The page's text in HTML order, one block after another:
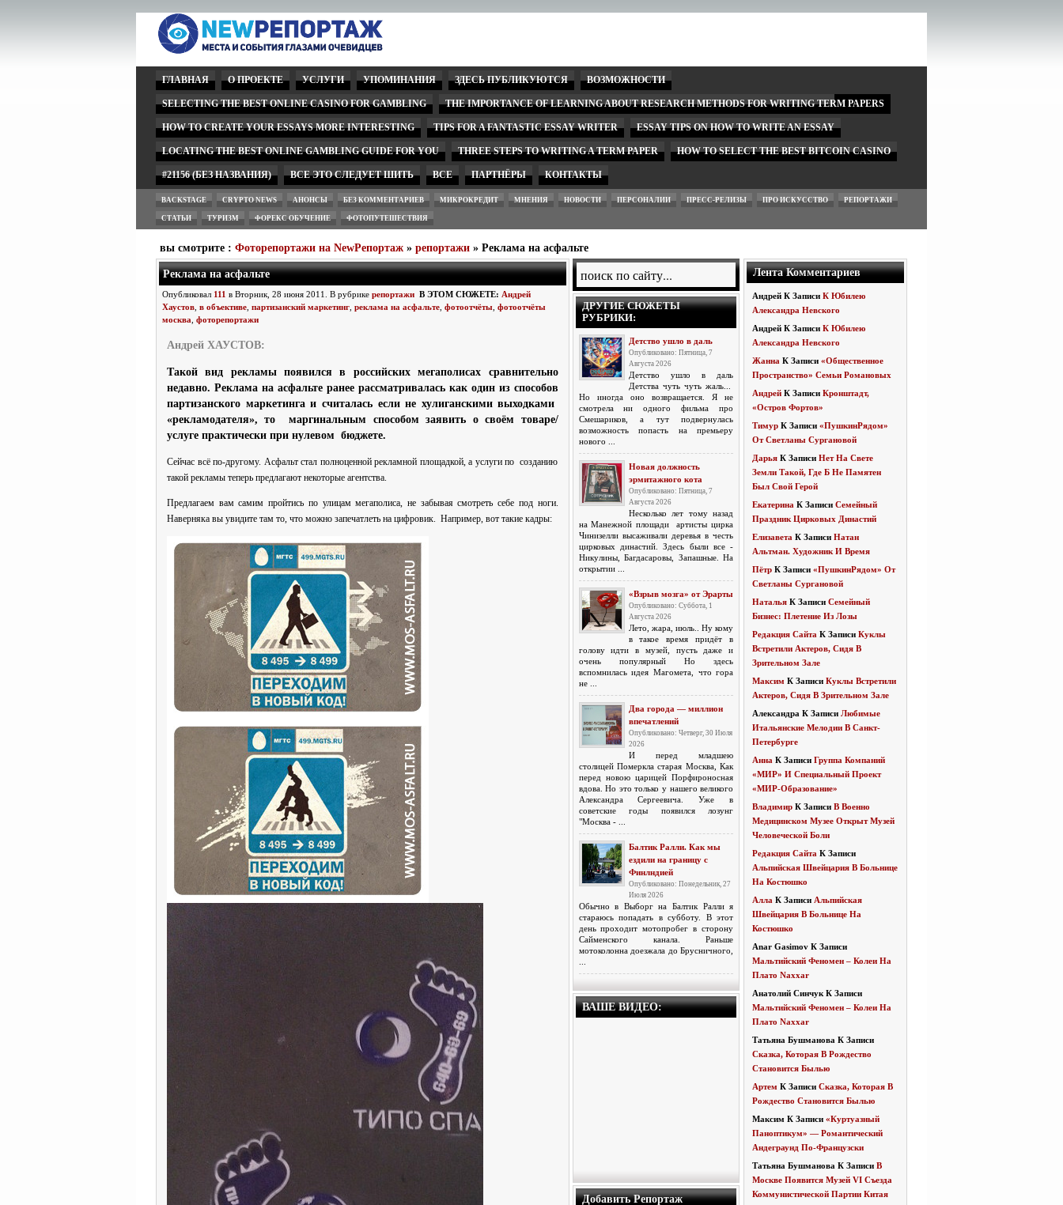
ГЛАВНАЯ О ПРОЕКТЕ УСЛУГИ УПОМИНАНИЯ ЗДЕСЬ ПУБЛИКУЮТСЯ ВОЗМОЖНОСТИ
SELECTING THE BEST ONLINE CASINO FOR GAMBLING THE IMPORTANCE OF LEARNING ABOUT RESEARCH METHODS FOR WRITING TERM PAPERS
HOW TO CREATE YOUR ESSAYS MORE INTERESTING TIPS FOR A FANTASTIC ESSAY WRITER ESSAY TIPS ON HOW TO WRITE AN ESSAY
LOCATING THE BEST ONLINE GAMBLING GUIDE FOR YOU THREE STEPS TO WRITING A TERM PAPER HOW TO SELECT THE BEST BITCOIN CASINO
#21156 (БЕЗ НАЗВАНИЯ) ВСЕ ЭТО СЛЕДУЕТ ШИТЬ ВСЕ ПАРТНЁРЫ КОНТАКТЫ
BACKSTAGE CRYPTO NEWS АНОНСЫ БЕЗ КОММЕНТАРИЕВ МИКРОКРЕДИТ МНЕНИЯ НОВОСТИ ПЕРСОНАЛИИ ПРЕСС-РЕЛИЗЫ ПРО ИСКУССТВО РЕПОРТАЖИ
СТАТЬИ ТУРИЗМ ФОРЕКС ОБУЧЕНИЕ ФОТОПУТЕШЕСТВИЯ
вы смотрите : Фоторепортажи на NewРепортаж » репортажи » Реклама на асфальте
Реклама на асфальте
Опубликовал 111 в Вторник, 28 июня 2011. В рубрике репортажи В ЭТОМ СЮЖЕТЕ: Андрей
Хаустов в объективе партизанский маркетинг реклама на асфальте фотоотчёты фотоотчёты
москва фоторепортажи
Андрей ХАУСТОВ:
Такой вид рекламы появился в российских мегаполисах сравнительно
недавно. Реклама на асфальте ранее рассматривалась как один из способов
партизанского маркетинга и считалась если не хулиганскими выходками
«рекламодателя», то маргинальным способом заявить о своём товаре/
услуге практически при нулевом бюджете.
Сейчас всё по-другому. Асфальт стал полноценной рекламной площадкой, а услуги по созданию
такой рекламы теперь предлагают некоторые агентства.
Предлагаем вам самим пройтись по улицам мегаполиса, не забывая смотреть себе под ноги.
Наверняка вы увидите там то, что можно запечатлеть на цифровик. Например, вот такие кадры:
ДРУГИЕ СЮЖЕТЫ
РУБРИКИ:
Детство ушло в даль
Опубликовано: Пятница, 7
Августа 2026
Детство ушло в даль
Детства чуть чуть жаль...
Но иногда оно возвращается. Я не
смотрела ни одного фильма про
Смешариков, а тут подвернулась
возможность попасть на премьеру
нового ...
Новая должность
эрмитажного кота
Опубликовано: Пятница, 7
Августа 2026
Несколько лет тому назад
на Манежной площади артисты цирка
Чинизелли высаживали деревья в честь
цирковых династий. Здесь были все -
Никулины, Багдасаровы, Запашные. На
открытии ...
«Взрыв мозга» от Эрарты
Опубликовано: Суббота, 1
Августа 2026
Лето, жара, июль.. Ну кому
в такое время придёт в
голову идти в музей, пусть даже и
очень популярный Но здесь
вспомнилась идея Магомета, что гора
не ...
Два города — миллион
впечатлений
Опубликовано: Четверг, 30 Июля
2026
И перед младшею
столицей Померкла старая Москва, Как
перед новою царицей Порфироносная
вдова. Но это только у нашего великого
Александра Сергеевича. Уже в
советские годы появился лозунг
"Москва - ...
Балтик Ралли. Как мы
ездили на границу с
Финлндией
Опубликовано: Понедельник, 27
Июля 2026
Обычно в Выборг на Балтик Ралли я
стараюсь попадать в субботу. В этот
день проходит мотопробег в сторону
Сайменского канала. Раньше
мотоколонна доезжала до Брусничного,
ВАШЕ ВИДЕО:
Добавить Репортаж
Лента Комментариев
АндрейК Записи К Юбилею
Александра Невского
АндрейК Записи К Юбилею
Александра Невского
Жанна К Записи «Общественное
Пространство» Семьи Романовых
АндрейК Записи Кронштадт,
«Остров Фортов»
ТимурК Записи «ПушкинРядом»
От Светланы Сургановой
ДарьяК Записи Нет На Свете
Земли Такой, Где Б Не Памятен
Был Свой Герой
Екатерина К Записи Семейный
Праздник Цирковых Династий
Елизавета К Записи Натан
Альтман. Художник И Время
ПётрК Записи «ПушкинРядом» От
Светланы Сургановой
НатальяК Записи Семейный
Бизнес: Плетение Из Лозы
Редакция Сайта К Записи Куклы
Встретили Актеров, Сидя В
Зрительном Зале
Максим К Записи Куклы Встретили
Актеров, Сидя В Зрительном Зале
Александра К Записи Любимые
Итальянские Мелодии В Санкт-
Петербурге
Анна К Записи Группа Компаний
«МИР» И Специальный Проект
«МИР-Образование»
ВладимирК Записи В Военно
Медицинском Музее Открыт Музей
Человеческой Боли
Редакция Сайта К Записи
Альпийская Швейцария В Больнице
На Костюшко
Алла К Записи Альпийская
Швейцария В Больнице На
Костюшко
Anar GasimovК Записи
Мальтийский Феномен – Колеи На
Плато Naxxar
Анатолий СинчукК Записи
Мальтийский Феномен – Колеи На
Плато Naxxar
Татьяна Бушманова К Записи
Сказка, Которая В Рождество
Становится Былью
Артем К Записи Сказка, Которая В
Рождество Становится Былью
Максим К Записи «Куртуазный
Паноптикум» — Романтический
Андеграунд По-Французски
Татьяна Бушманова К Записи В
Москве Появится Музей VI Съезда
Коммунистической Партии Китая